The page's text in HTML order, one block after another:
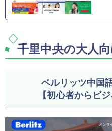
千里中央の大人
ベルリッツ中国
【初心者からビ